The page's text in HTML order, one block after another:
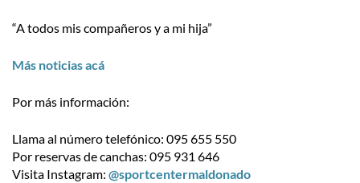
“A todos mis compañeros y a mi hija”
Más noticias acá
Por más información:
Llama al número telefónico: 095 655 550
Por reservas de canchas: 095 931 646
Visita Instagram: @sportcentermaldonado